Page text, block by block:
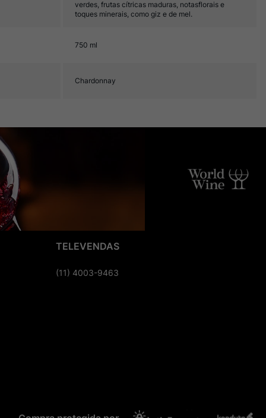
verdes, frutas cítricas maduras, notasflorais e
toques minerais, como giz e de mel.
750 ml
Chardonnay
TELEVENDAS
(11) 4003-9463